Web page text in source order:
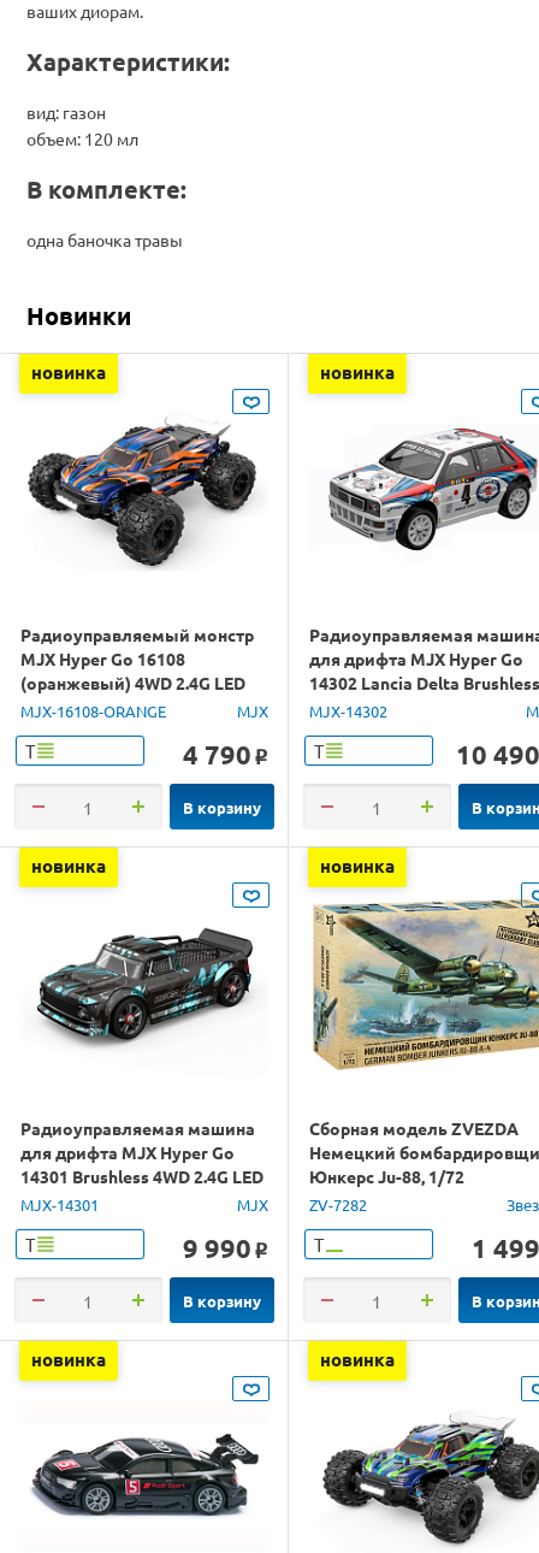
ваших диорам.
Характеристики:
вид: газон
объем: 120 мл
В комплекте:
одна баночка травы
Новинки
новинка
Радиоуправляемый монстр
MJX Hyper Go 16108
(оранжевый) 4WD 2.4G LED
1/16 RTR
MJX-16108-ORANGE MJX
Т 4 790 o
В корзину
новинка
Радиоуправляемая
для дрифта MJX Hyper Go
14302 Lancia Delta Brushless
4WD 2.4G LED 1/14 RTR
MJX-14302
Т 10 490
В
новинка
Радиоуправляемая машина
для дрифта MJX Hyper Go
14301 Brushless 4WD 2.4G LED
1/14 RTR
MJX-14301 MJX
Т 9 990 o
В корзину
новинка
Сборная модель ZVEZDA
Немецкий
Юнкерс Ju-88, 1/72
ZV-7282
Т 1 499
В
новинка новинка